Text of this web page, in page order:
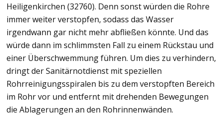
Heiligenkirchen (32760). Denn sonst würden die Rohre
immer weiter verstopfen, sodass das Wasser
irgendwann gar nicht mehr abfließen könnte. Und das
würde dann im schlimmsten Fall zu einem Rückstau und
einer Überschwemmung führen. Um dies zu verhindern,
dringt der Sanitärnotdienst mit speziellen
Rohrreinigungsspiralen bis zu dem verstopften Bereich
im Rohr vor und entfernt mit drehenden Bewegungen
die Ablagerungen an den Rohrinnenwänden.